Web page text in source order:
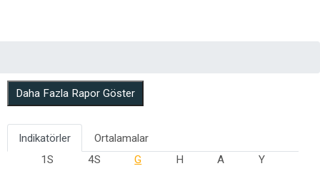
Daha Fazla Rapor Göster
Indikatörler
Ortalamalar
1S
4S G H A Y